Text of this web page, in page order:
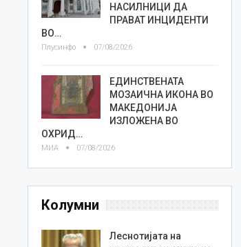
НАСИЛНИЦИ ДА
ПРАВАТ ИНЦИДЕНТИ
ВО…
Плусинфо 07/08/2026
ЕДИНСТВЕНАТА
МОЗАИЧНА ИКОНА ВО
МАКЕДОНИЈА
ИЗЛОЖЕНА ВО
ОХРИД…
МИА 07/08/2026
Колумни
Леснотијата на